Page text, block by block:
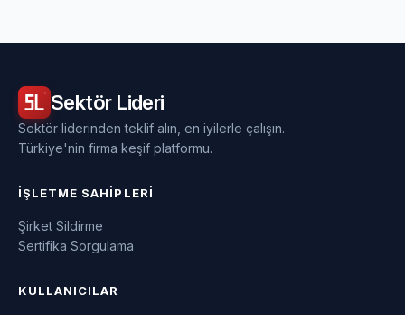
Sektör Lideri
Sektör liderinden teklif alın, en iyilerle çalışın.
Türkiye'nin firma keşif platformu.
İŞLETME SAHIPLERI
Şirket Sildirme
Sertifika Sorgulama
KULLANICILAR